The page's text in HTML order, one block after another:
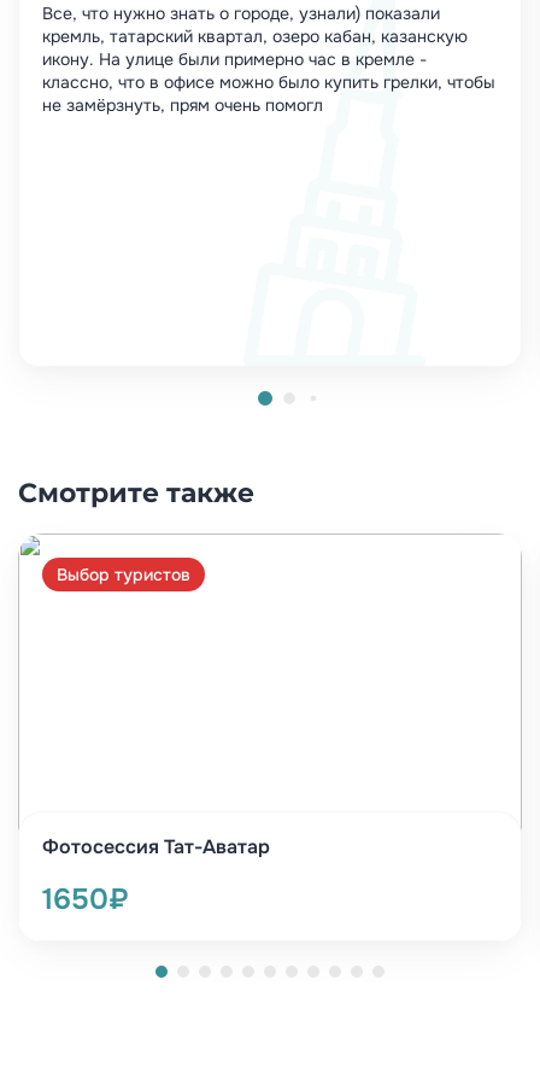
Все, что нужно знать о городе, узнали) показали
кремль, татарский квартал, озеро кабан, казанскую
икону. На улице были примерно час в кремле -
классно, что в офисе можно было купить грелки, чтобы
не замёрзнуть, прям очень помогл
Смотрите также
Выбор туристов
Фотосессия Тат-Аватар
1650₽